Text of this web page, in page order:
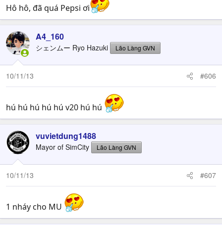
Hô hô, đã quá Pepsi ơi
A4_160
シェンムー Ryo Hazuki Lão Làng GVN
10/11/13 #606
hú hú hú hú hú v20 hú hú
vuvietdung1488
Mayor of SimCity Lão Làng GVN
10/11/13 #607
1 nháy cho MU